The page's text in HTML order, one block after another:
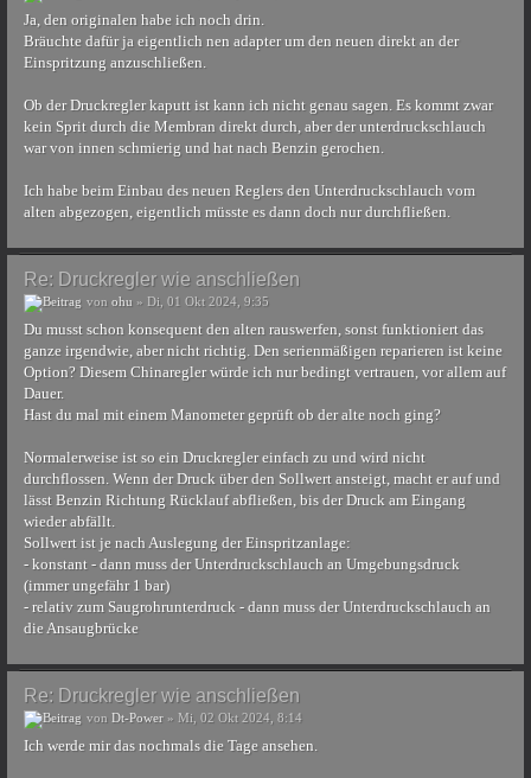
Ja, den originalen habe ich noch drin.
Bräuchte dafür ja eigentlich nen adapter um den neuen direkt an der
Einspritzung anzuschließen.
Ob der Druckregler kaputt ist kann ich nicht genau sagen. Es kommt zwar
kein Sprit durch die Membran direkt durch, aber der unterdruckschlauch
war von innen schmierig und hat nach Benzin gerochen.
Ich habe beim Einbau des neuen Reglers den Unterdruckschlauch vom
alten abgezogen, eigentlich müsste es dann doch nur durchfließen.
Re: Druckregler wie anschließen
von ohu » Di, 01 Okt 2024, 9:35
Du musst schon konsequent den alten rauswerfen, sonst funktioniert das
ganze irgendwie, aber nicht richtig. Den serienmäßigen reparieren ist keine
Option? Diesem Chinaregler würde ich nur bedingt vertrauen, vor allem auf
Dauer.
Hast du mal mit einem Manometer geprüft ob der alte noch ging?
Normalerweise ist so ein Druckregler einfach zu und wird nicht
durchflossen. Wenn der Druck über den Sollwert ansteigt, macht er auf und
lässt Benzin Richtung Rücklauf abfließen, bis der Druck am Eingang
wieder abfällt.
Sollwert ist je nach Auslegung der Einspritzanlage:
- konstant - dann muss der Unterdruckschlauch an Umgebungsdruck
(immer ungefähr 1 bar)
- relativ zum Saugrohrunterdruck - dann muss der Unterdruckschlauch an
die Ansaugbrücke
Re: Druckregler wie anschließen
von Dt-Power » Mi, 02 Okt 2024, 8:14
Ich werde mir das nochmals die Tage ansehen.